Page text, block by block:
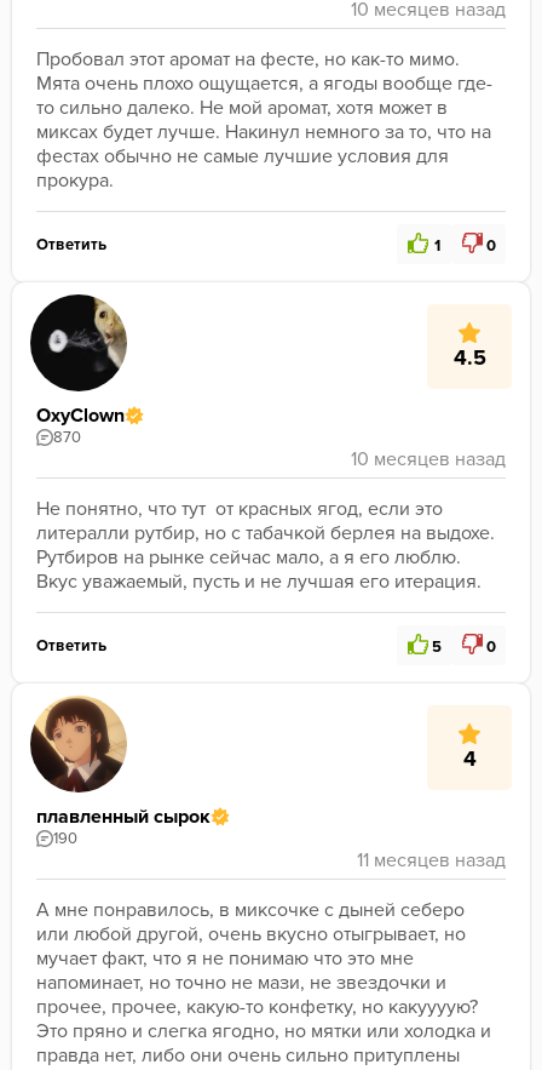
Пробовал этот аромат на фесте, но как-то мимо.
Мята очень плохо ощущается, а ягоды вообще где-
то сильно далеко. Не мой аромат, хотя может в
миксах будет лучше. Накинул немного за то, что на
фестах обычно не самые лучшие условия для
прокура.
Ответить 1 0
4.5
OxyClown
870
Не понятно, что тут  от красных ягод, если это
литералли рутбир, но с табачкой берлея на выдохе.
Рутбиров на рынке сейчас мало, а я его люблю.
Вкус уважаемый, пусть и не лучшая его итерация.
Ответить 5 0
4
плавленный сырок
190
А мне понравилось, в миксочке с дыней себеро
или любой другой, очень вкусно отыгрывает, но
мучает факт, что я не понимаю что это мне
напоминает, но точно не мази, не звездочки и
прочее, прочее, какую-то конфетку, но какуууую?
Это пряно и слегка ягодно, но мятки или холодка и
правда нет, либо они очень сильно притуплены